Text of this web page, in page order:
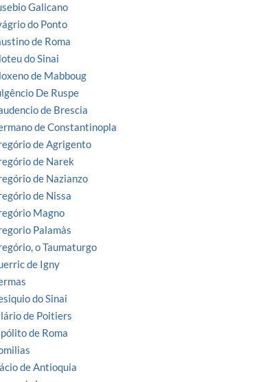
Galicano
do Ponto
de Roma
do Sinai
de Mabboug
De Ruspe
de Brescia
de Constantinopla
de Agrigento
de Narek
de Nazianzo
de Nissa
Magno
Palamàs
o Taumaturgo
de Igny
do Sinai
de Poitiers
de Roma
de Antioquia